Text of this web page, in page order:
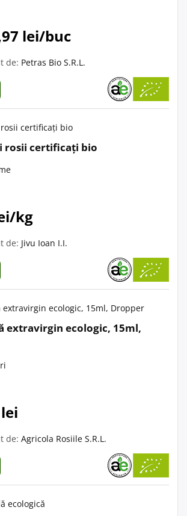
lei/buc
de: Petras Bio S.R.L.
rosii certificați bio
kg
de: Jivu Ioan I.I.
extravirgin ecologic, 15ml,
de: Agricola Rosiile S.R.L.